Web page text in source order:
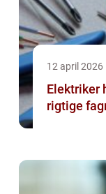
12 april 2026
Elektriker herlev sådan
rigtige